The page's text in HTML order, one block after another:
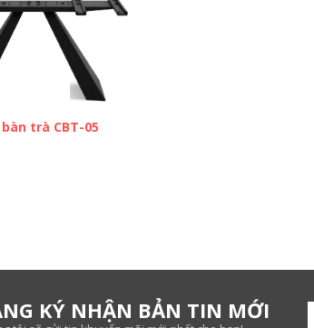
trà CBT-05
KÝ NHẬN BẢN TIN MỚI